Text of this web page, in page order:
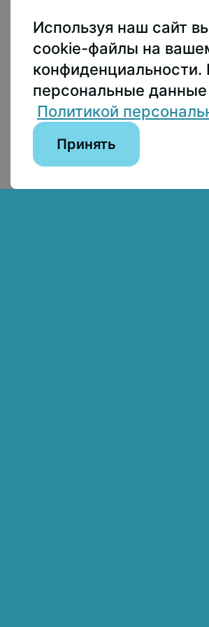
Используя наш сайт
cookie-файлы на
персональные
Политикой
Принять
по лицензии:
4.0 International
Сведения об